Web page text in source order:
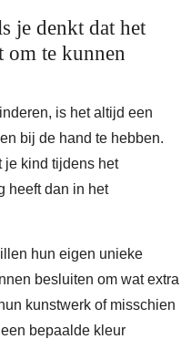
je denkt dat het
om te kunnen
is het altijd een
bij de hand te hebben.
je kind tijdens het
heeft dan in het
hun eigen unieke
besluiten om wat extra
kunstwerk of misschien
bepaalde kleur